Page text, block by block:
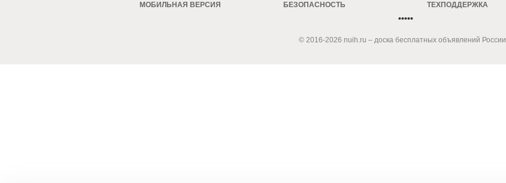
МОБИЛЬНАЯ ВЕРСИЯ
БЕЗОПАСНОСТЬ
ТЕХПОДДЕРЖКА
•••••
© 2016-2026 nuih.ru – доска бесплатных объявлений России